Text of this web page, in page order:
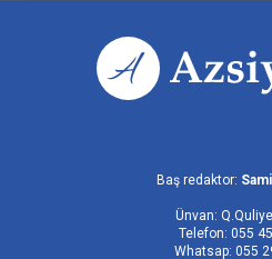
Baş redaktor:
Ünvan:
Telefon: 055
Whatsap: 055